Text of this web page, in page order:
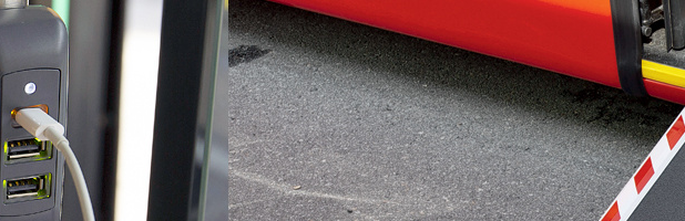
Рассылка
Лучшие материалы Авторевю — в
вашем почтовом ящике
Предоставляя e-mail, вы подтверждаете